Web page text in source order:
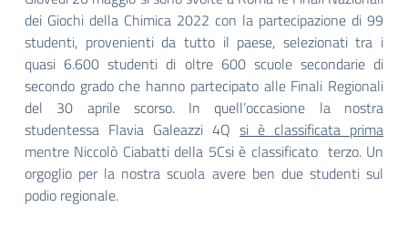
dei Giochi della Chimica 2022 con la partecipazione di 99
studenti, provenienti da tutto il paese, selezionati tra i
quasi 6.600 studenti di oltre 600 scuole secondarie di
secondo grado che hanno partecipato alle Finali Regionali
del 30 aprile scorso. In quell’occasione la nostra
studentessa Flavia Galeazzi 4Q si è classificata prima
mentre Niccolò Ciabatti della 5Csi è classificato terzo. Un
orgoglio per la nostra scuola avere ben due studenti sul
podio regionale.